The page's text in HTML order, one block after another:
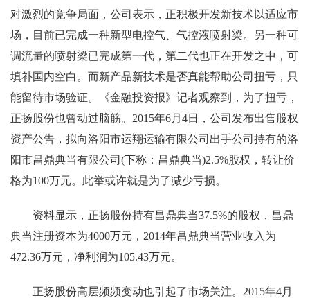
对激烈的竞争局面，公司表示，正积极开发新技术以适应市
场，目前已完成一种新型电控气、气控液喷射梁。另一种可
调流量的喷射梁已完成第一代，第二代也正在开发之中，可
填补国内空白。而新产品新技术是否真能帮助公司扭亏，只
能留待市场验证。《金融投资报》记者观察到，为了扭亏，
正扬股份也曾动过脑筋。2015年6月4日，公司发布出售股权
资产公告，拟向洛阳市运翔运输有限公司出手公司持有的洛
阳市昌鼎典当有限公司(下称：昌鼎典当)2.5%股权，转让价
格为100万元。此举或许就是为了减少亏损。
资料显示，正扬股份持有昌鼎典当37.5%的股权，昌鼎
典当注册资本为4000万元，2014年昌鼎典当营业收入为
472.36万元，净利润为105.43万元。
正扬股份高层频频变动也引起了市场关注。2015年4月